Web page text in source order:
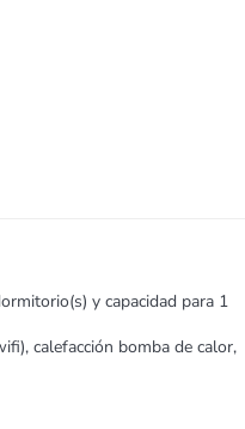
y capacidad para 1
calefacción bomba de calor,